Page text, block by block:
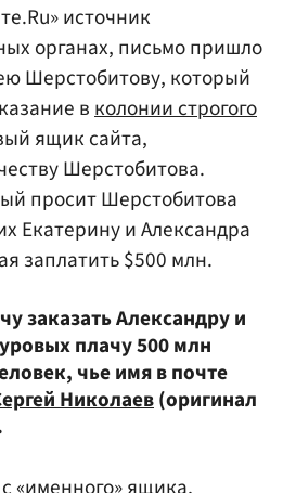
источник
органах, письмо пришло
Шерстобитову, который
в колонии строгого
ящик сайта,
Шерстобитова.
просит Шерстобитова
Екатерину и Александра
заплатить $500 млн.
заказать Александру и
плачу 500 млн
чье имя в почте
Николаев(оригинал